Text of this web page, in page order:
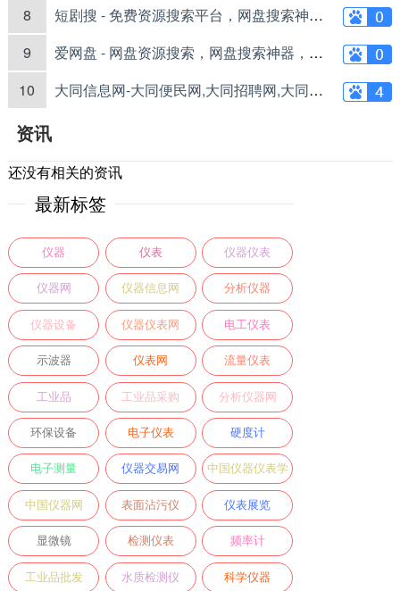
8
短剧搜 - 免费资源搜索平台，网盘搜索神器，夸克云盘网盘下载，逆袭短剧推荐
9
爱网盘 - 网盘资源搜索，网盘搜索神器，夸克网盘云盘下载
10
大同信息网-大同便民网,大同招聘网,大同同城网,大同分类目录网
资讯
还没有相关的资讯
最新标签
仪器 仪表 仪器仪表
仪器网 仪器信息网 分析仪器
仪器设备 仪器仪表网 电工仪表
示波器 仪表网 流量仪表
工业品 工业品采购 分析仪器网
环保设备 电子仪表 硬度计
电子测量 仪器交易网 中国仪器仪表学
会
中国仪器网 表面沾污仪 仪表展览
显微镜 检测仪表 频率计
工业品批发 水质检测仪 科学仪器